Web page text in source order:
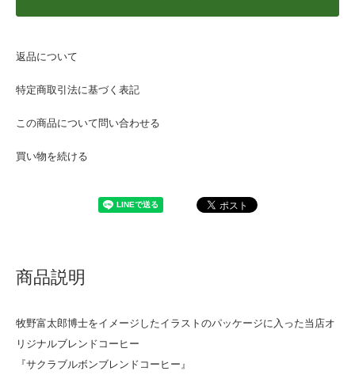
返品について
特定商取引法に基づく表記
この商品について問い合わせる
買い物を続ける
商品説明
牧野富太郎博士をイメージしたイラストのパッケージに入った当店オ
リジナルブレンドコーヒー
『サクラブルボンブレンドコーヒー』